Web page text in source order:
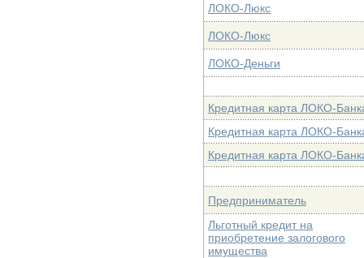
ЛОКО-Люкс
ЛОКО-Люкс
ЛОКО-Деньги
Кредитная карта ЛОКО-
Кредитная карта ЛОКО-
Кредитная карта ЛОКО-
Предприниматель
Льготный кредит на
приобретение залогового
имущества